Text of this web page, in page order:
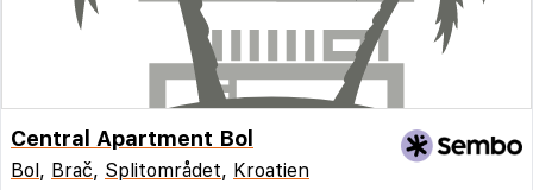
Central Apartment Bol
Bol , Brač, Splitområdet, Kroatien